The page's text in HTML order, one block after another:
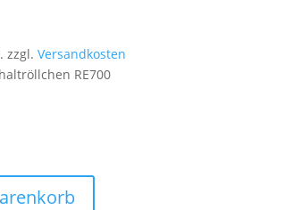
zzgl.Versandkosten
RE700